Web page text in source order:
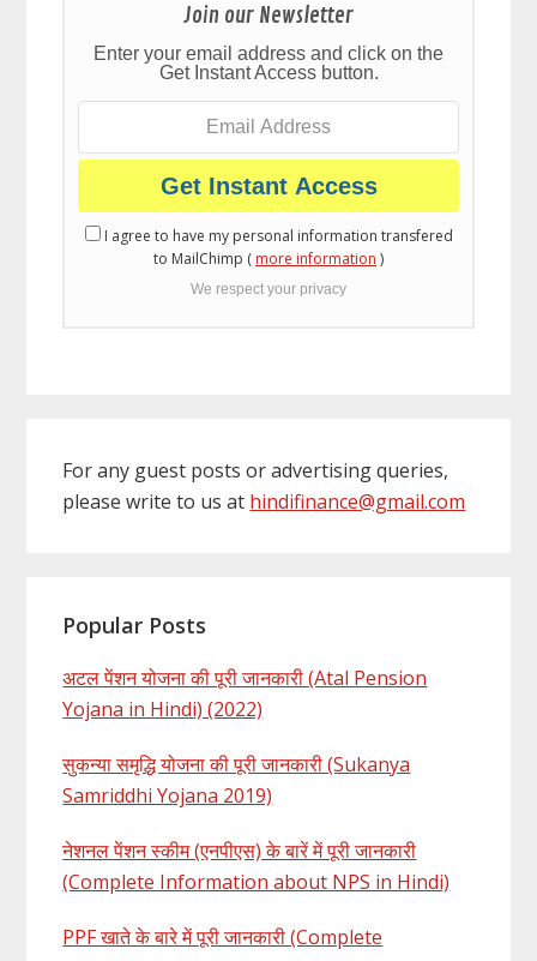
Join our Newsletter
Enter your email address and click on the
Get Instant Access button.
I agree to have my personal information transfered
to MailChimp ( more information )
We respect your privacy
For any guest posts or advertising queries,
please write to us at hindifinance@gmail.com
Popular Posts
अटल पेंशन योजना की पूरी जानकारी (Atal Pension
Yojana in Hindi) (2022)
सुकन्या समृद्धि योजना की पूरी जानकारी (Sukanya
Samriddhi Yojana 2019)
नेशनल पेंशन स्कीम (एनपीएस) के बारें में पूरी जानकारी
(Complete Information about NPS in Hindi)
PPF खाते के बारे में पूरी जानकारी (Complete